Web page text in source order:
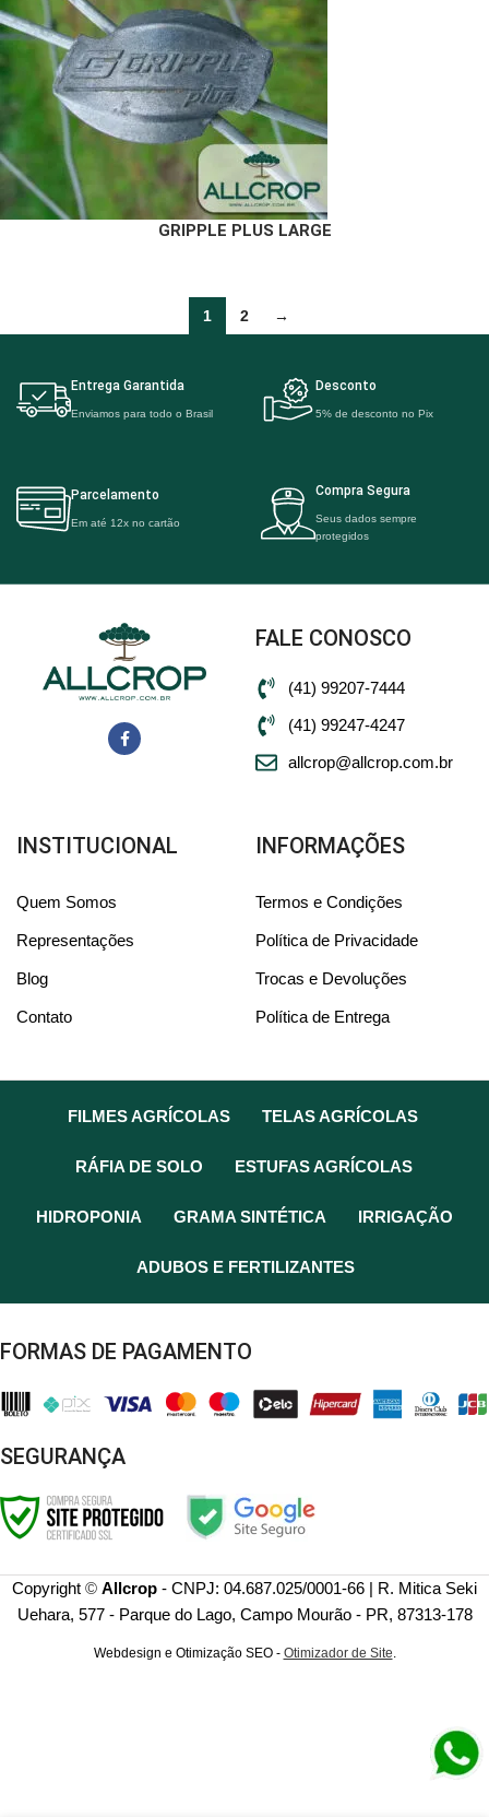
GRIPPLE PLUS LARGE
1 2 →
Entrega Garantida
Enviamos para todo o Brasil
Desconto
5% de desconto no Pix
Parcelamento
Em até 12x no cartão
Compra Segura
Seus dados sempre
protegidos
FALE CONOSCO
(41) 99207-7444
(41) 99247-4247
allcrop@allcrop.com.br
INSTITUCIONAL
Quem Somos
Representações
Blog
Contato
INFORMAÇÕES
Termos e Condições
Política de Privacidade
Trocas e Devoluções
Política de Entrega
FILMES AGRÍCOLAS TELAS AGRÍCOLAS
RÁFIA DE SOLO ESTUFAS AGRÍCOLAS
HIDROPONIA GRAMA SINTÉTICA IRRIGAÇÃO
ADUBOS E FERTILIZANTES
FORMAS DE PAGAMENTO
SEGURANÇA
Copyright © Allcrop - CNPJ: 04.687.025/0001-66 | R. Mitica Seki
Uehara, 577 - Parque do Lago, Campo Mourão - PR, 87313-178
Webdesign e Otimização SEO - Otimizador de Site